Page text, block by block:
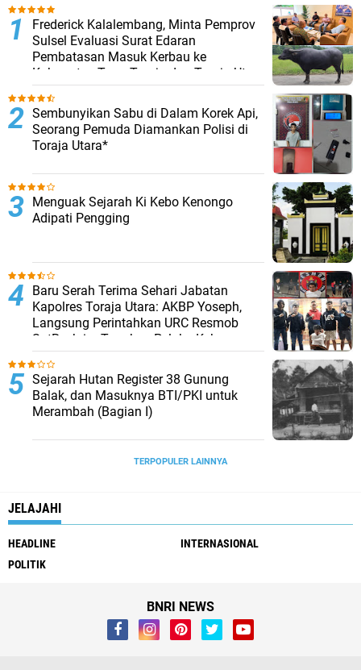
Frederick Kalalembang, Minta Pemprov
Sulsel Evaluasi Surat Edaran
Pembatasan Masuk Kerbau ke
Kabupaten Tana Toraja dan Toraja Utara
Sembunyikan Sabu di Dalam Korek Api,
Seorang Pemuda Diamankan Polisi di
Toraja Utara*
Menguak Sejarah Ki Kebo Kenongo
Adipati Pengging
Baru Serah Terima Sehari Jabatan
Kapolres Toraja Utara: AKBP Yoseph,
Langsung Perintahkan URC Resmob
SatReskrim Tangkap Pelaku Kekerasan
Seksual Anak Di Bawah Umur
Sejarah Hutan Register 38 Gunung
Balak, dan Masuknya BTI/PKI untuk
Merambah (Bagian I)
TERPOPULER LAINNYA
JELAJAHI
HEADLINE
INTERNASIONAL
POLITIK
BNRI NEWS